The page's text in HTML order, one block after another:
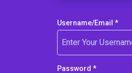
Username/Email *
Password *